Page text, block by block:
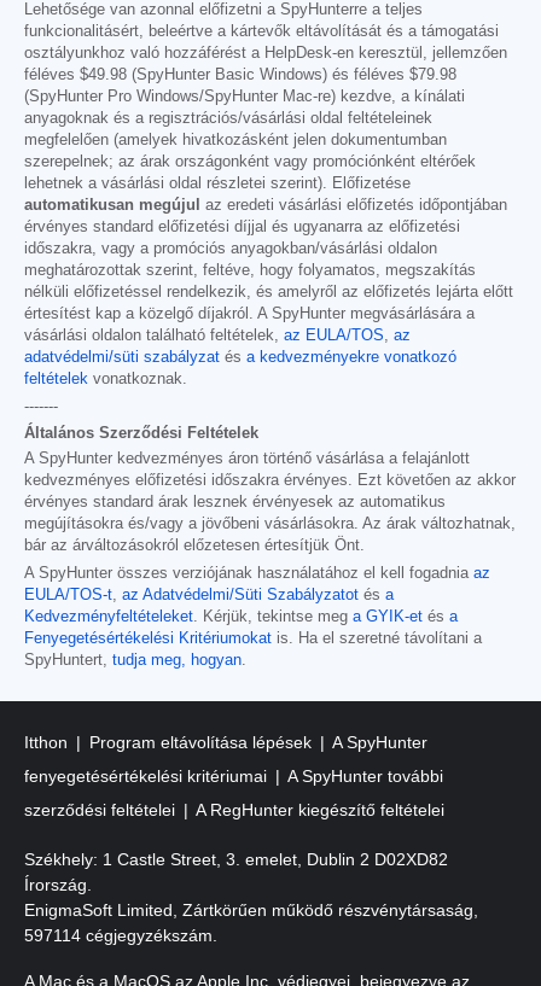
Lehetősége van azonnal előfizetni a SpyHunterre a teljes
funkcionalitásért, beleértve a kártevők eltávolítását és a támogatási
osztályunkhoz való hozzáférést a HelpDesk-en keresztül, jellemzően
féléves $49.98 (SpyHunter Basic Windows) és féléves $79.98
(SpyHunter Pro Windows/SpyHunter Mac-re) kezdve, a kínálati
anyagoknak és a regisztrációs/vásárlási oldal feltételeinek
megfelelően (amelyek hivatkozásként jelen dokumentumban
szerepelnek; az árak országonként vagy promóciónként eltérőek
lehetnek a vásárlási oldal részletei szerint). Előfizetése
automatikusan megújul
az eredeti vásárlási előfizetés időpontjában
érvényes standard előfizetési díjjal és ugyanarra az előfizetési
időszakra, vagy a promóciós anyagokban/vásárlási oldalon
meghatározottak szerint, feltéve, hogy folyamatos, megszakítás
nélküli előfizetéssel rendelkezik, és amelyről az előfizetés lejárta előtt
értesítést kap a közelgő díjakról. A SpyHunter megvásárlására a
vásárlási oldalon található feltételek, az EULA/TOS, az
adatvédelmi/süti szabályzat és a kedvezményekre vonatkozó
feltételek vonatkoznak.
-------
Általános Szerződési Feltételek
A SpyHunter kedvezményes áron történő vásárlása a felajánlott
kedvezményes előfizetési időszakra érvényes. Ezt követően az akkor
érvényes standard árak lesznek érvényesek az automatikus
megújításokra és/vagy a jövőbeni vásárlásokra. Az árak változhatnak,
bár az árváltozásokról előzetesen értesítjük Önt.
A SpyHunter összes verziójának használatához el kell fogadnia az
EULA/TOS-t, az Adatvédelmi/Süti Szabályzatot és a
Kedvezményfeltételeket. Kérjük, tekintse meg a GYIK-et és a
Fenyegetésértékelési Kritériumokat is. Ha el szeretné távolítani a
SpyHuntert, tudja meg, hogyan.
Itthon Program eltávolítása lépések
A SpyHunter
fenyegetésértékelési kritériumai
A SpyHunter további
szerződési feltételei
A RegHunter kiegészítő feltételei
Székhely: 1 Castle Street, 3. emelet, Dublin 2 D02XD82
Írország.
EnigmaSoft Limited, Zártkörűen működő részvénytársaság,
597114 cégjegyzékszám.
A Mac és a MacOS az Apple Inc. védjegyei, bejegyezve az